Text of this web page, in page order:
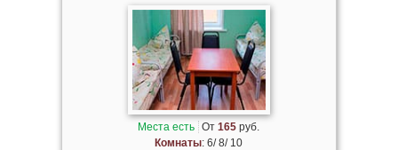
Места есть От165 руб.
Комнаты: 6/ 8/ 10